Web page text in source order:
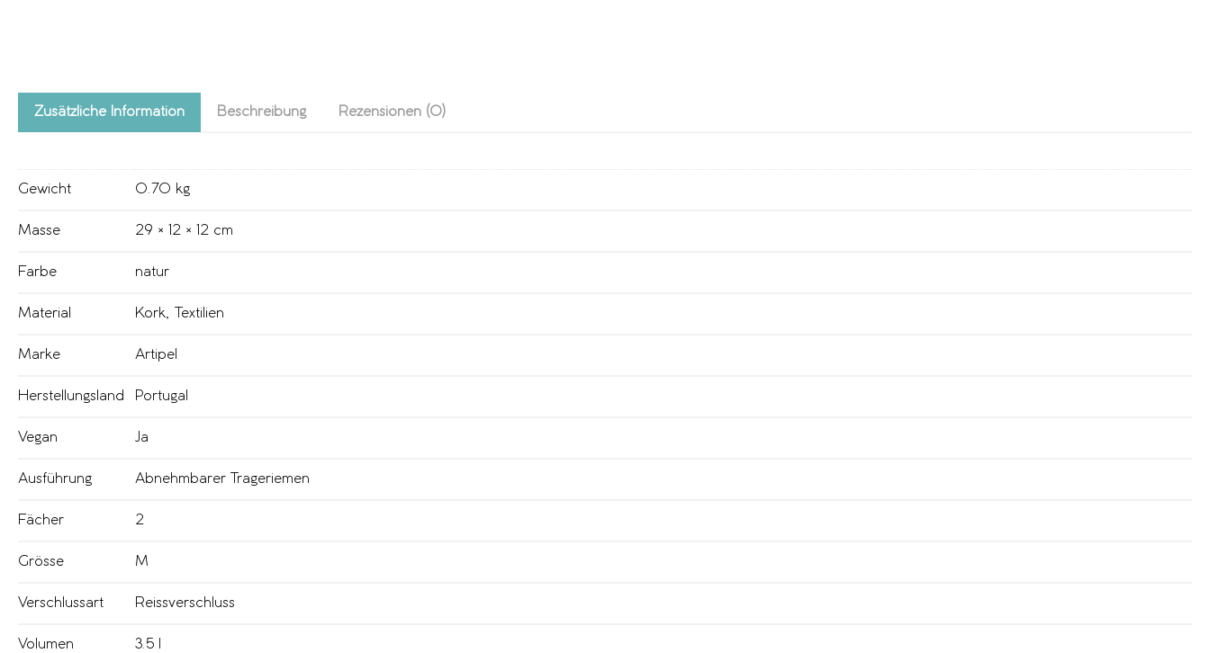
Zusätzliche Information Beschreibung Rezensionen (0)
Gewicht 0.70 kg
Masse 29 × 12 × 12 cm
Farbe natur
Material Kork, Textilien
Marke Artipel
Herstellungsland Portugal
Vegan Ja
Ausführung Abnehmbarer Trageriemen
Fächer 2
Grösse M
Verschlussart Reissverschluss
Volumen 3.5 l